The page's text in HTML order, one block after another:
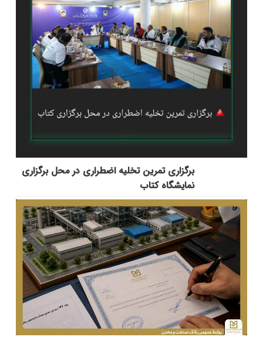
برگزاری تمرین تخلیه اضطراری در محل برگزاری
نمایشگاه کتاب